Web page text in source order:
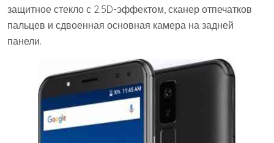
защитное стекло с 2.5D-эффектом, сканер отпечатков
пальцев и сдвоенная основная камера на задней
панели.